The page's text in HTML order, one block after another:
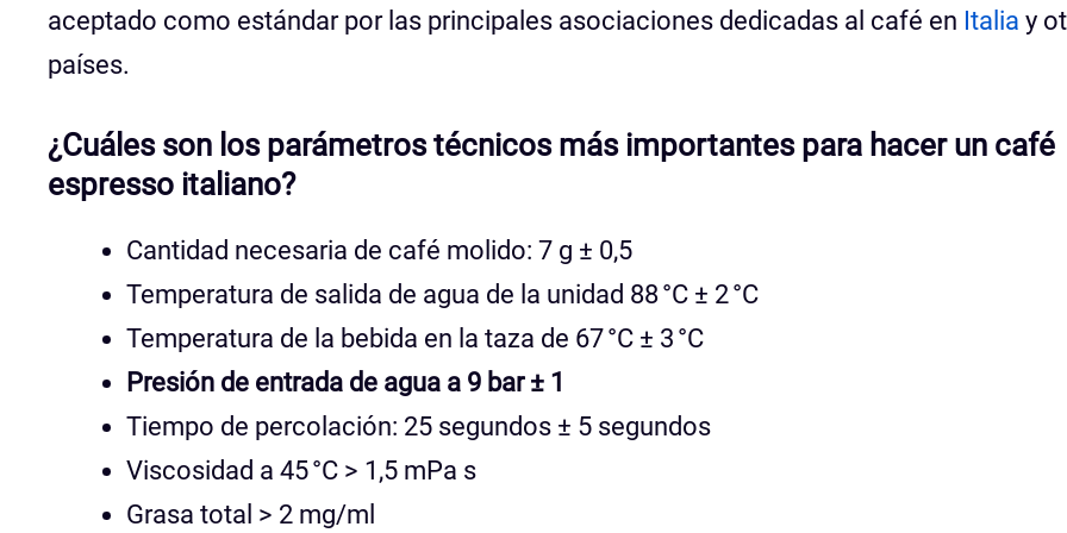
aceptado como estándar por las principales asociaciones dedicadas al café en Italia y
países.
¿Cuáles son los parámetros técnicos más importantes para hacer un café
espresso italiano?
Cantidad necesaria de café molido: 7 g ± 0,5
Temperatura de salida de agua de la unidad 88 °C ± 2 °C
Temperatura de la bebida en la taza de 67 °C ± 3 °C
Presión de entrada de agua a 9 bar ± 1
Tiempo de percolación: 25 segundos ± 5 segundos
Viscosidad a 45 °C > 1,5 mPa s
Grasa total > 2 mg/ml